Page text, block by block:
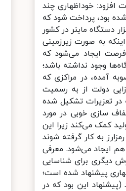
خوداظهاری چند
بود، پرداخت شود که
برای دولت است؛ همچنین طبق آمار غیررسمی حداقل ۴۰۰ هزار دستگاه ماینر در کشور
به صورت زیرزمینی
ایجاد می‌شود که
وجود نداشته باشد؛
آمده، در مراکزی که
دولت از به رسمیت
تعزیرات تشکیل شده
سازی خوبی در مورد
کمک می‌کند زیرا این
به کار گرفته شوند
ایجاد می‌شود. معرفی
دیگری برای شناسایی
پیشنهاد شده است؛
این بود که در